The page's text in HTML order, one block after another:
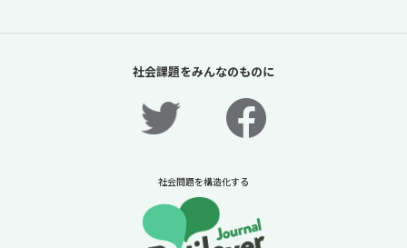
社会課題をみんなのものに
社会問題を構造化する